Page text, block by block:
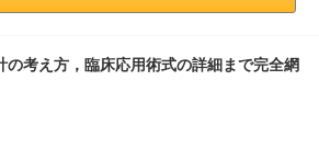
の考え方，臨床応用術式の詳細まで完全網